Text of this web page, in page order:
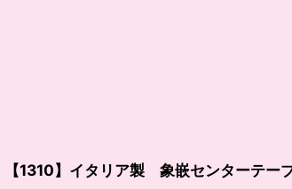
【1310】イタリア製 象嵌センターテー